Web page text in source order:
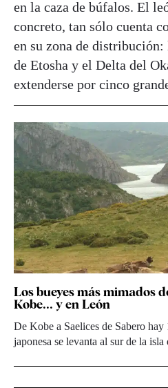
en la caza de búfalos. El
concreto, tan sólo cuenta
en su zona de distribución:
de Etosha y el Delta del
extenderse por cinco
Los bueyes más mimados
Kobe... y en León
De Kobe a Saelices de Sabero
japonesa se levanta al sur de la